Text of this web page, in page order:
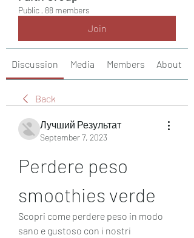
Public · 88 members
Join
Discussion Media Members About
Back
Лучший Результат
September 7, 2023
Perdere peso
smoothies verde
Scopri come perdere peso in modo
sano e gustoso con i nostri